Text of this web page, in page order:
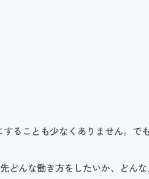
ることも少なくありません。で
どんな働き方をしたいか、どん